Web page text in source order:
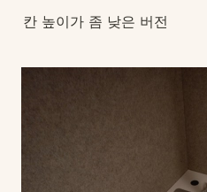
칸 높이가 좀 낮은 버전